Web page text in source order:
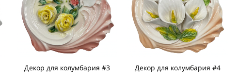
Декор для колумбария #3 Декор для колумбария #4